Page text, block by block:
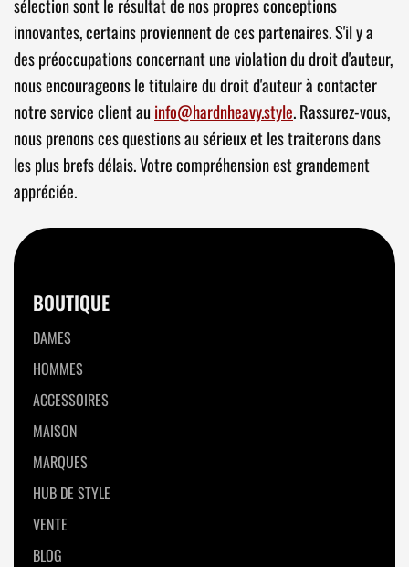
sélection sont le résultat de nos propres conceptions
innovantes, certains proviennent de ces partenaires. S'il y a
des préoccupations concernant une violation du droit d'auteur,
nous encourageons le titulaire du droit d'auteur à contacter
notre service client au info@hardnheavy.style. Rassurez-vous,
nous prenons ces questions au sérieux et les traiterons dans
les plus brefs délais. Votre compréhension est grandement
appréciée.
BOUTIQUE
DAMES
HOMMES
ACCESSOIRES
MAISON
MARQUES
HUB DE STYLE
VENTE
BLOG